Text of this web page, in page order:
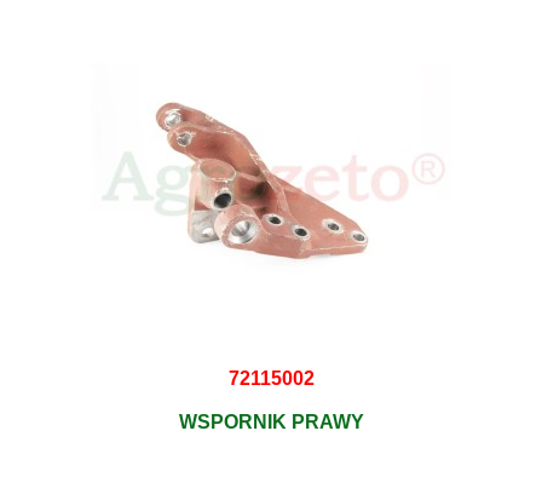
72115002
WSPORNIK PRAWY